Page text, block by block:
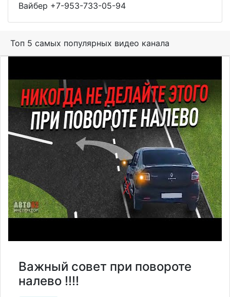
Вайбер +7-953-733-05-94
Топ 5 самых популярных видео канала
Важный совет при повороте
налево !!!!